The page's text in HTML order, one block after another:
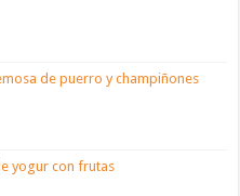
de puerro y champiñones
yogur con frutas